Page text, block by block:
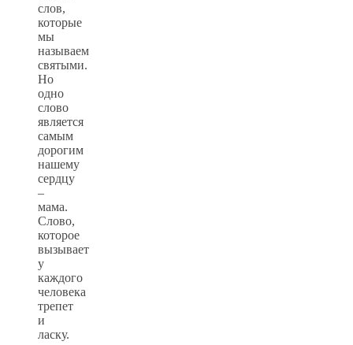
слов,
которые
мы
называем
святыми.
Но
одно
слово
является
самым
дорогим
нашему
сердцу
–
мама.
Слово,
которое
вызывает
у
каждого
человека
трепет
и
ласку.